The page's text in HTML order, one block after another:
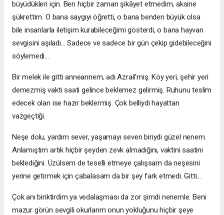
büyüdükleri için. Ben hiçbir zaman şikâyet etmedim, aksine
şükrettim. O bana saygıyı öğretti, o bana benden büyük olsa
bile insanlarla iletişim kurabileceğimi gösterdi, o bana hayvan
sevgisini aşıladı… Sadece ve sadece bir gün çekip gidebileceğini
söylemedi…
Bir melek ile gitti anneannem, adı Azrail’miş. Köy yeri, şehir yeri
demezmiş vakti saati gelince beklemez gelirmiş. Ruhunu teslim
edecek olan ise hazır beklermiş. Çok belliydi hayattan
vazgeçtiği.
Neşe dolu, yardım sever, yaşamayı seven biriydi güzel nenem.
Anlamıştım artık hiçbir şeyden zevk almadığını, vaktini saatini
beklediğini. Üzülsem de teselli etmeye çalışsam da neşesini
yerine getirmek için çabalasam da bir şey fark etmedi. Gitti…
Çok anı biriktirdim ya vedalaşması da zor şimdi nenemle. Beni
mazur görün sevgili okurlarım onun yokluğunu hiçbir şeye